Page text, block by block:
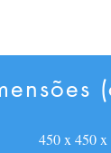
450 x 450 x